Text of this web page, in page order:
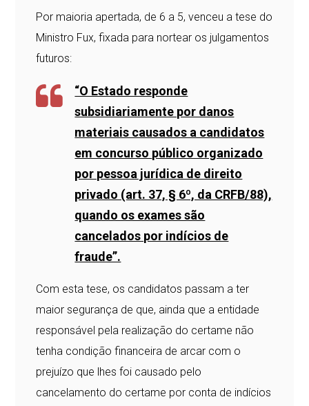
Por maioria apertada, de 6 a 5, venceu a tese do
Ministro Fux, fixada para nortear os julgamentos
futuros:
“O Estado responde
subsidiariamente por danos
materiais causados a candidatos
em concurso público organizado
por pessoa jurídica de direito
privado (art. 37, § 6º, da CRFB/88),
quando os exames são
cancelados por indícios de
fraude”.
Com esta tese, os candidatos passam a ter
maior segurança de que, ainda que a entidade
responsável pela realização do certame não
tenha condição financeira de arcar com o
prejuízo que lhes foi causado pelo
cancelamento do certame por conta de indícios